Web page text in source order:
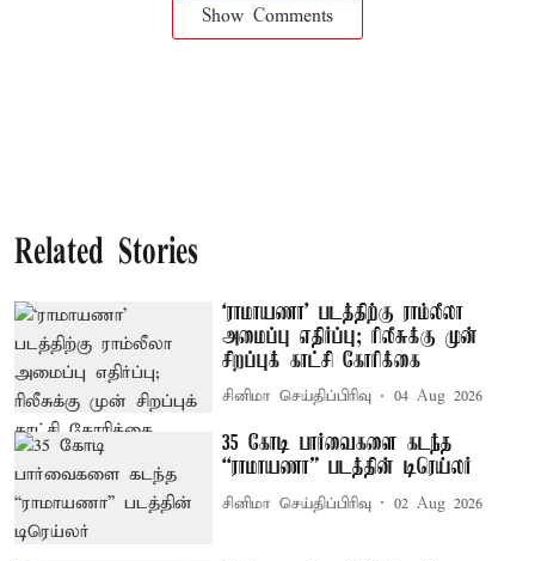
Show Comments
Related Stories
‘ராமாயணா’ படத்திற்கு ராம்லீலா
அமைப்பு எதிர்ப்பு; ரிலீசுக்கு முன்
சிறப்புக் காட்சி கோரிக்கை
சினிமா செய்திப்பிரிவு 04 Aug 2026
35 கோடி பார்வைகளை கடந்த
“ராமாயணா” படத்தின் டிரெய்லர்
சினிமா செய்திப்பிரிவு 02 Aug 2026